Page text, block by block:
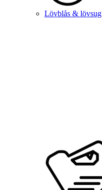
Lövblås & lövsug